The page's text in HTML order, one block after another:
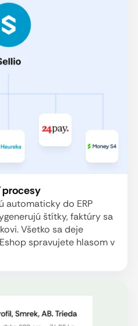
procesy
automaticky do ERP
štítky, faktúry sa
Všetko sa deje
spravujete hlasom v